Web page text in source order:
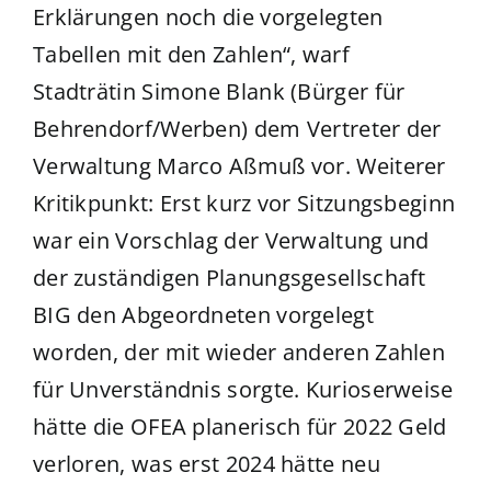
Erklärungen noch die vorgelegten
Tabellen mit den Zahlen“, warf
Stadträtin Simone Blank (Bürger für
Behrendorf/Werben) dem Vertreter der
Verwaltung Marco Aßmuß vor. Weiterer
Kritikpunkt: Erst kurz vor Sitzungsbeginn
war ein Vorschlag der Verwaltung und
der zuständigen Planungsgesellschaft
BIG den Abgeordneten vorgelegt
worden, der mit wieder anderen Zahlen
für Unverständnis sorgte. Kurioserweise
hätte die OFEA planerisch für 2022 Geld
verloren, was erst 2024 hätte neu